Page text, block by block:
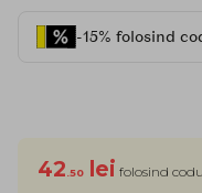
-15% folosind
42 .50 lei folosind